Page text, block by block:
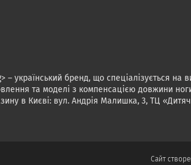
– український бренд, що спеціалізується
та моделі з компенсацією довжини
в Києві: вул. Андрія Малишка, 3, ТЦ
Сайт